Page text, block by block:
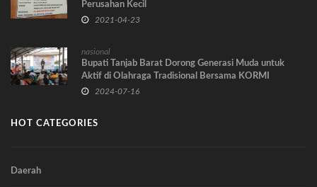
Perusahan Kecil
2021-04-23
nasional
Bupati Tanjab Barat Dorong Generasi Muda untuk
Aktif di Olahraga Tradisional Bersama KORMI
2024-07-16
HOT CATEGORIES
Daerah